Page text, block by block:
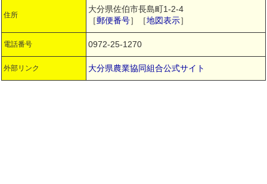
住所
大分県佐伯市長島町1-2-4
［郵便番号］［地図表示］
電話番号 0972-25-1270
外部リンク 大分県農業協同組合公式サイト